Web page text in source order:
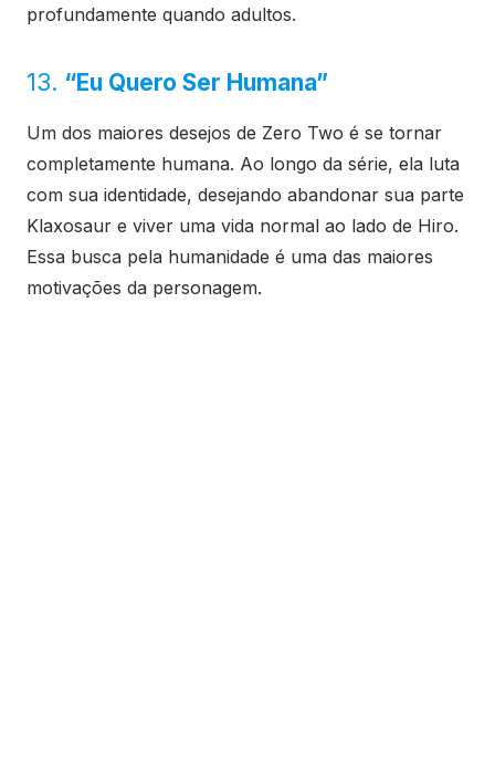
profundamente quando adultos.
13. “Eu Quero Ser Humana”
Um dos maiores desejos de Zero Two é se tornar
completamente humana. Ao longo da série, ela luta
com sua identidade, desejando abandonar sua parte
Klaxosaur e viver uma vida normal ao lado de Hiro.
Essa busca pela humanidade é uma das maiores
motivações da personagem.